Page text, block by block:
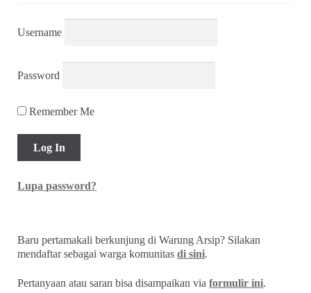
Username
Password
Remember Me
Lupa password?
Baru pertamakali berkunjung di Warung Arsip? Silakan
mendaftar sebagai warga komunitasdi sini.
Pertanyaan atau saran bisa disampaikan viaformulir ini.